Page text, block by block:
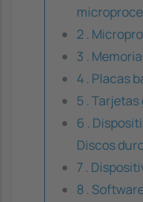
2 .
3 .
4 . Placas
5 .
6 .
Discos
7 .
8 .